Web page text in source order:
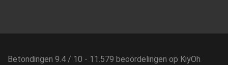
Betondingen 9.4 / 10 - 11.579 beoordelingen op KiyOh